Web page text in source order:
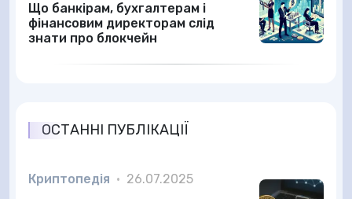
Що банкірам, бухгалтерам і
фінансовим директорам слід
знати про блокчейн
ОСТАННІ ПУБЛІКАЦІЇ
Криптопедія • 26.07.2025